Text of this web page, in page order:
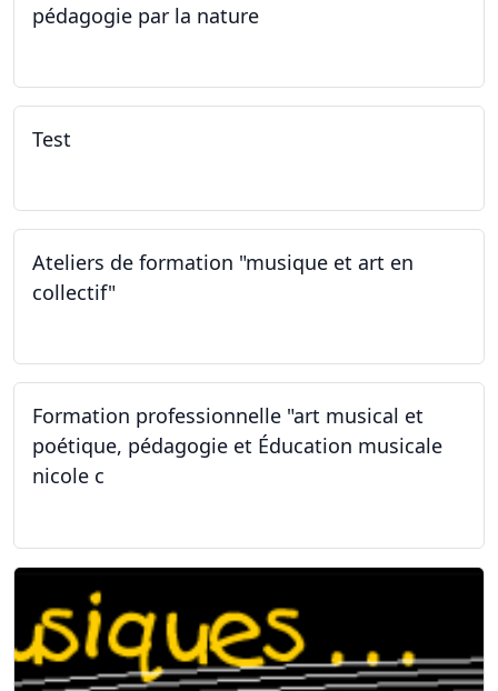
pédagogie par la nature
Test
Ateliers de formation "musique et art en
collectif"
Formation professionnelle "art musical et
poétique, pédagogie et Éducation musicale
nicole c